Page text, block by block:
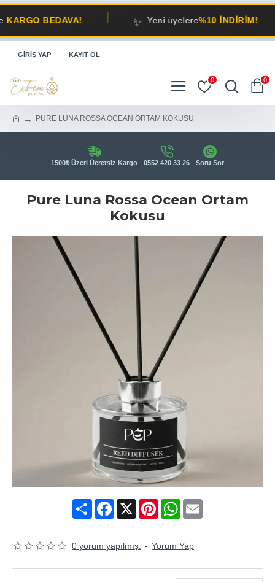
BEDAVA! Yeni üyelere%10 İNDİRİM!
GIRIŞ YAP KAYIT OL
0 0
PURE LUNA ROSSA OCEAN ORTAM KOKUSU
1500₺ Üzeri Ücretsiz Kargo 0552 420 33 26 Soru Sor
Pure Luna Rossa Ocean Ortam
Kokusu
ShareFacebook
X PinterestWhatsApp
Email
0 yorum yapılmış. - Yorum Yap